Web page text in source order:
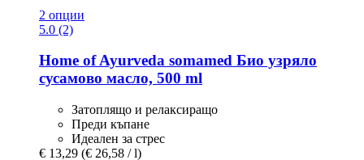
2 опции
5.0 (2)
Home of Ayurveda somamed Био узряло
сусамово масло, 500 ml
Затоплящо и релаксиращо
Преди къпане
Идеален за стрес
€ 13,29 (€ 26,58 / l)